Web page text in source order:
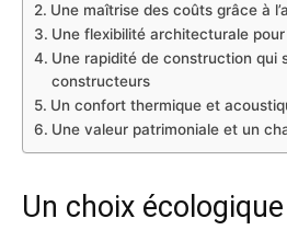
Une maîtrise des coûts grâce à
Une flexibilité architecturale
Une rapidité de construction qui
constructeurs
Un confort thermique et
Une valeur patrimoniale et un
Un choix